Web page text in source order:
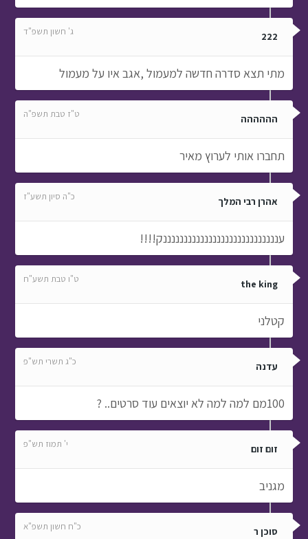
222 ג' חשון תשפ"ד
מתי תצא סדרה חדשה למעמול ,אגב איו על מעמול
הההההה ט"ז טבת תשפ"ה
תחברו אותי לערוץ מאיר
אהרן רבי המלך כ"ה סיון תשע"ז
עננננננננננננננננננננננננננננק!!!!
the king ט"ו טבת תשע"ח
קטלני
עדנה כ"ג תשרי תש"פ
100מם למה למה לא יוצאים עוד סרטים.. ?
זום זום י' תמוז תש"פ
מגניב
סוכן ר כ"ח חשון תשפ"א